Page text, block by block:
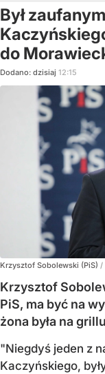
Był
do
Dodano: dzisiaj 12:15
Krzysztof Sobolewski (PiS) /
Krzysztof
PiS, ma być na
żona była na
"Niegdyś jeden z
Kaczyńskiego,